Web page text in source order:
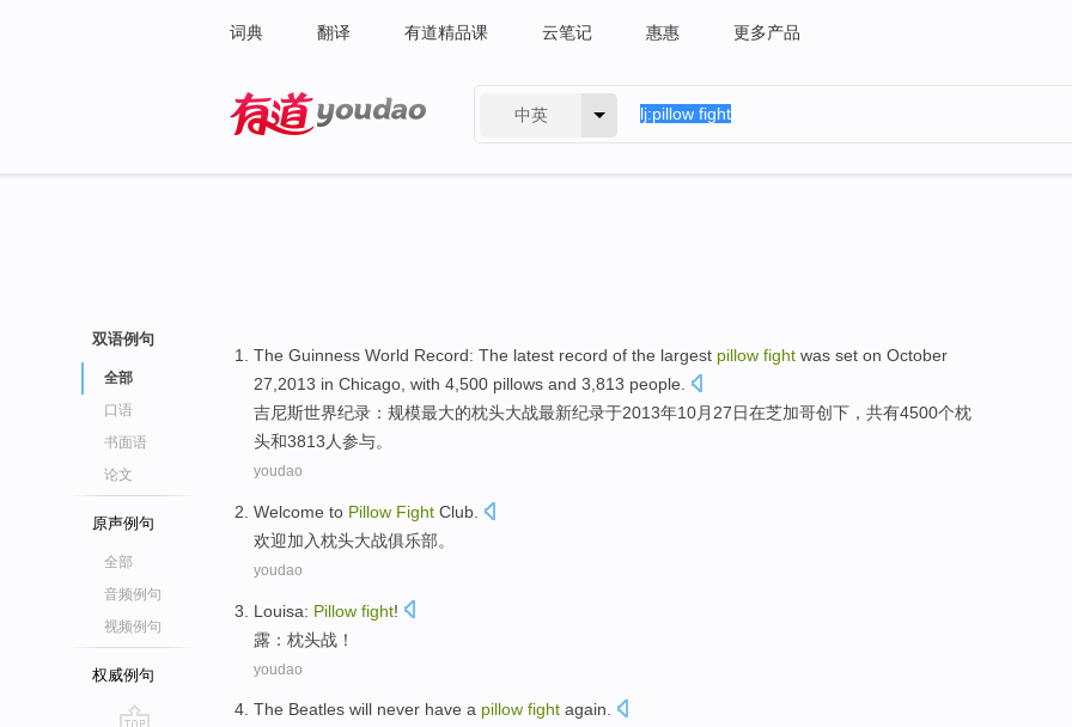
词典 翻译 有道精品课 云笔记 惠惠 更多产品
中英
双语例句
全部
口语
书面语
论文
原声例句
全部
音频例句
视频例句
权威例句
The Guinness World Record: The latest record of the largest pillow fight was set on October
27 ,2013 in Chicago , with 4,500 pillows and 3,813 people
吉尼斯世界纪录 ： 规模最大的枕头大战最新纪录于2013年10月 27日在芝加哥创下，共有4500个枕
头和3813 人参与。
youdao
Welcome to Pillow Fight Club
欢迎加入枕头大战俱乐部。
youdao
Louisa: Pillow fight!
露 ： 枕头战 ！
youdao
The Beatles will never have a pillow fight again.